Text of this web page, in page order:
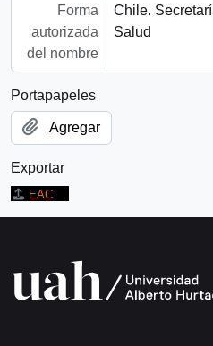
Forma
autorizada
del nombre
Chile.
Salud
Portapapeles
Agregar
Exportar
EAC